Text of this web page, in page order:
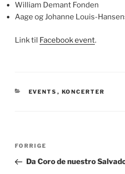
William Demant Fonden
Aage og Johanne Louis-
Link til Facebook event.
KATEGORIER
EVENTS , KONCERTER
Indlægsnavigation
Forrige
indlæg
FORRIGE
Da Coro de nuestro